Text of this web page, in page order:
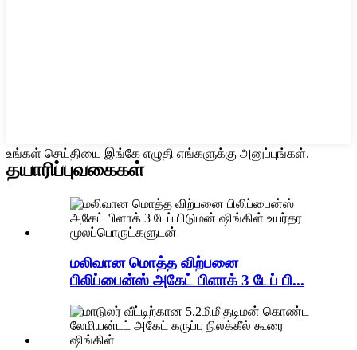
உங்கள் செய்தியை இங்கே எழுதி எங்களுக்கு அனுப்புங்கள்.
தயாரிப்புவகைகள்
மலிவான மொத்த விற்பனை
பிலிப்பைன்ஸ் அகேட் பிளாக் 3 டேப் பி...